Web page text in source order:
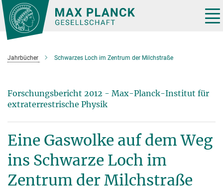
Hauptinhalt
Jahrbücher Schwarzes Loch im Zentrum der Milchstraße
Forschungsbericht 2012 - Max-Planck-Institut für
extraterrestrische Physik
Eine Gaswolke auf dem Weg
ins Schwarze Loch im
Zentrum der Milchstraße